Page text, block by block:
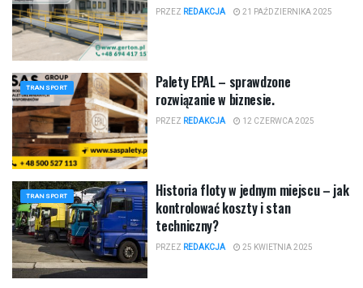
PRZEZ REDAKCJA 21 PAŹDZIERNIKA 2025
TRANSPORT
Palety EPAL – sprawdzone
rozwiązanie w biznesie.
PRZEZ REDAKCJA 12 CZERWCA 2025
TRANSPORT
Historia floty w jednym miejscu – jak
kontrolować koszty i stan
techniczny?
PRZEZ REDAKCJA 25 KWIETNIA 2025